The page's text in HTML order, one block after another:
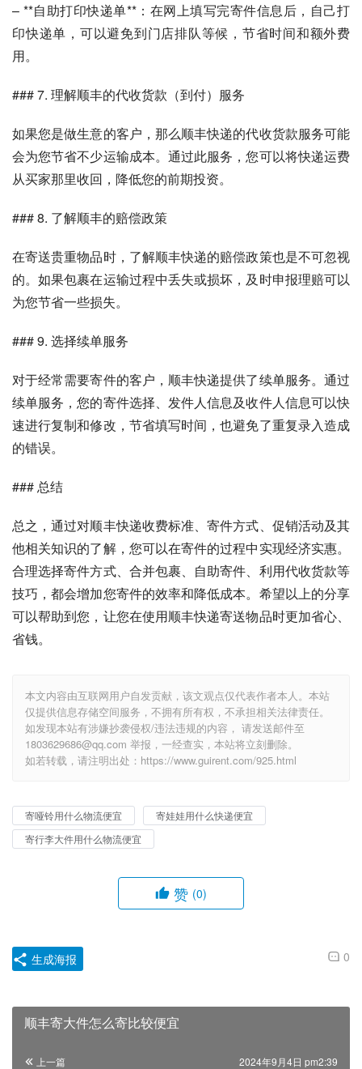
– **自助打印快递单**：在网上填写完寄件信息后，自己打
印快递单，可以避免到门店排队等候，节省时间和额外费
用。
### 7. 理解顺丰的代收货款（到付）服务
如果您是做生意的客户，那么顺丰快递的代收货款服务可能
会为您节省不少运输成本。通过此服务，您可以将快递运费
从买家那里收回，降低您的前期投资。
### 8. 了解顺丰的赔偿政策
在寄送贵重物品时，了解顺丰快递的赔偿政策也是不可忽视
的。如果包裹在运输过程中丢失或损坏，及时申报理赔可以
为您节省一些损失。
### 9. 选择续单服务
对于经常需要寄件的客户，顺丰快递提供了续单服务。通过
续单服务，您的寄件选择、发件人信息及收件人信息可以快
速进行复制和修改，节省填写时间，也避免了重复录入造成
的错误。
### 总结
总之，通过对顺丰快递收费标准、寄件方式、促销活动及其
他相关知识的了解，您可以在寄件的过程中实现经济实惠。
合理选择寄件方式、合并包裹、自助寄件、利用代收货款等
技巧，都会增加您寄件的效率和降低成本。希望以上的分享
可以帮助到您，让您在使用顺丰快递寄送物品时更加省心、
省钱。
本文内容由互联网用户自发贡献，该文观点仅代表作者本人。本站
仅提供信息存储空间服务，不拥有所有权，不承担相关法律责任。
如发现本站有涉嫌抄袭侵权/违法违规的内容， 请发送邮件至
1803629686@qq.com 举报，一经查实，本站将立刻删除。
如若转载，请注明出处：https://www.guirent.com/925.html
寄哑铃用什么物流便宜
寄娃娃用什么快递便宜
寄行李大件用什么物流便宜
赞 (0)
0
生成海报
顺丰寄大件怎么寄比较便宜
上一篇 2024年9月4日 pm2:39